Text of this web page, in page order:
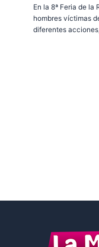
En la 8ª Feria de la
hombres víctimas
diferentes